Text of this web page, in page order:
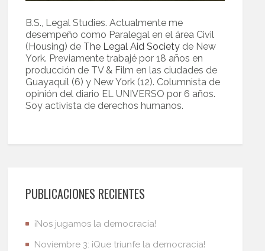
B.S., Legal Studies. Actualmente me
desempeño como Paralegal en el área Civil
(Housing) de The Legal Aid Society de New
York. Previamente trabajé por 18 años en
producción de TV & Film en las ciudades de
Guayaquil (6) y New York (12). Columnista de
opinión del diario EL UNIVERSO por 6 años.
Soy activista de derechos humanos.
PUBLICACIONES RECIENTES
¡Nos jugamos la democracia!
Noviembre 3: ¡Que triunfe la democracia!